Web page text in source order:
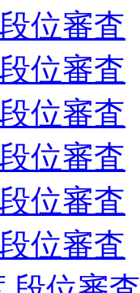
位審査
位審査
位審査
位審査
位審査
位審査